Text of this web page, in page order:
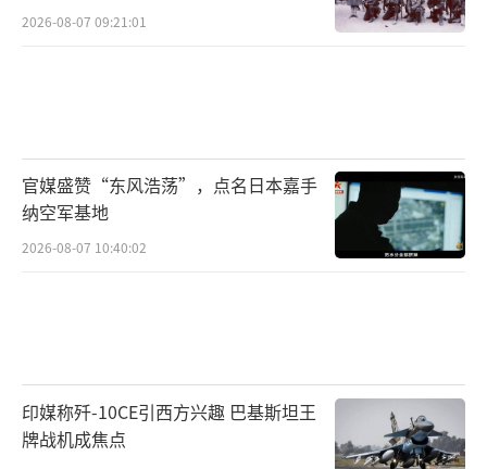
2026-08-07 09:21:01
官媒盛赞“东风浩荡”，点名日本嘉手
纳空军基地
2026-08-07 10:40:02
印媒称歼-10CE引西方兴趣 巴基斯坦王
牌战机成焦点